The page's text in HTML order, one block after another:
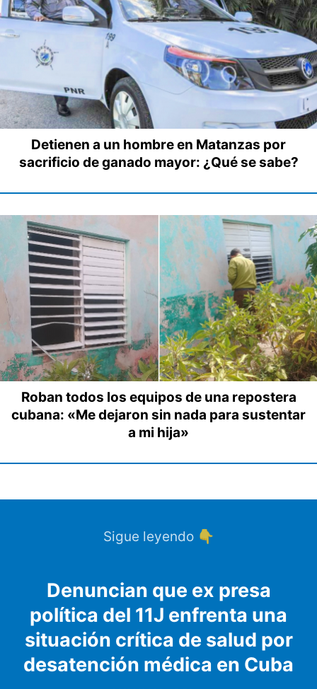
Detienen a un hombre en Matanzas por
sacrificio de ganado mayor: ¿Qué se sabe?
Roban todos los equipos de una repostera
cubana: «Me dejaron sin nada para sustentar
a mi hija»
Sigue leyendo 👇